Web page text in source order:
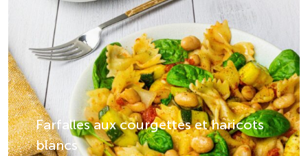
Farfalles aux courgettes et haricots
blancs